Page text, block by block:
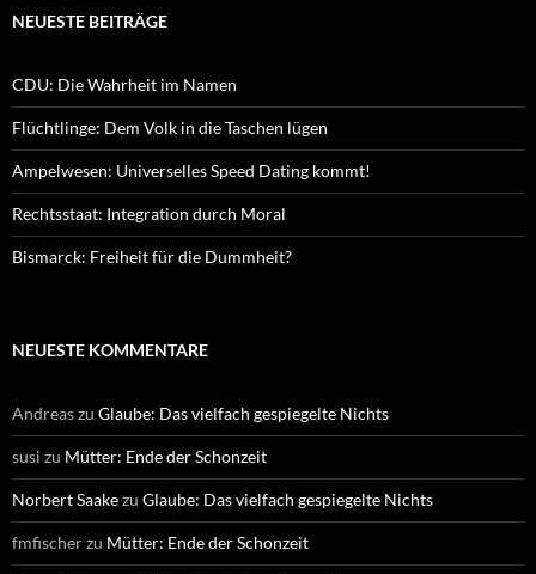
NEUESTE BEITRÄGE
CDU: Die Wahrheit im Namen
Flüchtlinge: Dem Volk in die Taschen lügen
Ampelwesen: Universelles Speed Dating kommt!
Rechtsstaat: Integration durch Moral
Bismarck: Freiheit für die Dummheit?
NEUESTE KOMMENTARE
Andreaszu Glaube: Das vielfach gespiegelte Nichts
susi zu Mütter: Ende der Schonzeit
Norbert Saakezu Glaube: Das vielfach gespiegelte Nichts
fmfischerzu Mütter: Ende der Schonzeit